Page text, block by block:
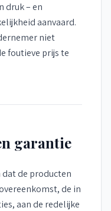
druk – en
aanvaard.
niet
foutieve prijs te
garantie
de producten
de in
aan de redelijke